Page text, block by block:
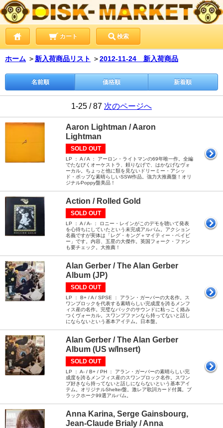
カート 検索
ホーム ＞ 新入荷商品リスト ＞2012-11-24 新入荷商品
名前順 価格順 新着順
1-25 / 87 次のページへ
Aaron Lightman / Aaron
Lightman
SOLD OUT
LP ： A / A ： アーロン・ライトマンの69年唯一作。全編
でたなびくオーケストラ、頼りなげで、はかなげなヴォ
ーカル。ちょっと他に類を見ないドリーミー・アシッ
ド・ポップな素晴らしいSSW作品。強力大推薦盤！オリ
ジナルPoppy盤美品！
Action / Rolled Gold
SOLD OUT
LP ： A / A- ： ロニー・レインがこのデモを聴いて発表
を心待ちにしていたという未完成アルバム。アクション
名義ですが実体は「レグ・キング＋マイティー・ベイビ
ー」です。内容、五星の大傑作。英国フォーク・ファン
も要チェック。大推薦！
Alan Gerber / The Alan Gerber
Album (JP)
SOLD OUT
LP ： B+ / A / SPSE ： アラン・ガーバーの大名作。ス
ワンプロックを代表する素晴らしい完成度を誇るメンフ
ィス産の名作。完璧なバックのサウンドに粘っこく絡み
つくヴォーカル。スワンプファンなら持ってないと話し
にならないという基本アイテム。日本盤。
Alan Gerber / The Alan Gerber
Album (US w/Insert)
SOLD OUT
LP ： A- / B+ / PH ： アラン・ガーバーの素晴らしい完
成度を誇るメンフィス産のスワンプロック名作。スワン
プ好きなら持ってないと話しにならないという基本アイ
テム。オリジナルShelter盤。激レア歌詞カード付属。ブ
ラックホーク99選アルバム。
Anna Karina, Serge Gainsbourg,
Jean-Claude Brialy / Anna